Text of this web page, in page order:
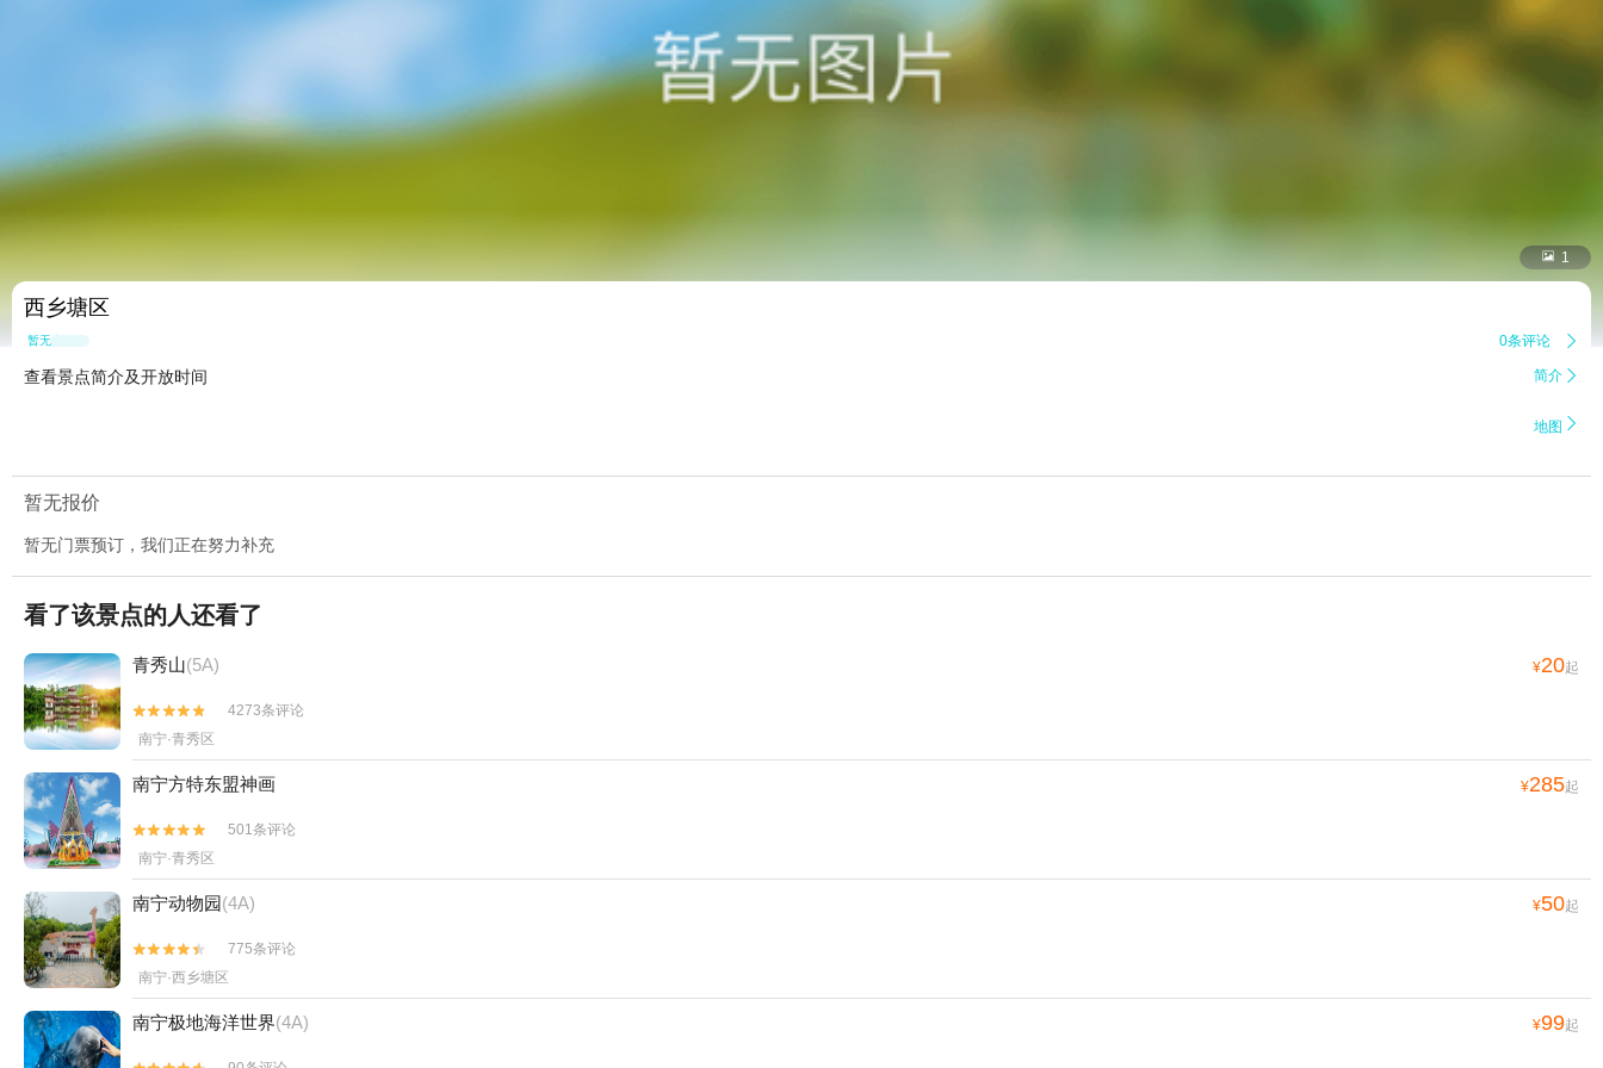
 1
西乡塘区
暂无点评 0条评论 
查看景点简介及开放时间 简介 
地图 
暂无报价
暂无门票预订，我们正在努力补充
看了该景点的人还看了
青秀山(5A) ¥20起


4273条评论
南宁·青秀区
南宁方特东盟神画 ¥285起


501条评论
南宁·青秀区
南宁动物园(4A) ¥50起


775条评论
南宁·西乡塘区
南宁极地海洋世界(4A) ¥99起